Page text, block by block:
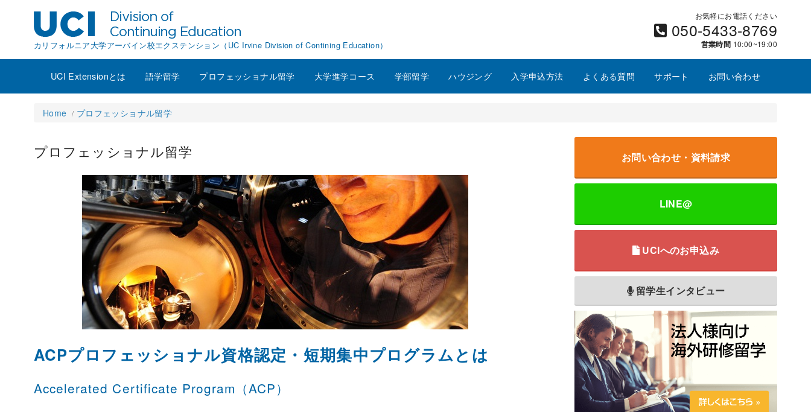
カリフォルニア大学アーバイン校エクステンション（UC Irvine Division of Contining Education）
お気軽にお電話ください
050-5433-8769
営業時間 10:00~19:00
UCI Extensionとは 語学留学 プロフェッショナル留学 大学進学コース 学部留学 ハウジング 入学申込方法 よくある質問 サポート お問い合わせ
Home プロフェッショナル留学
プロフェッショナル留学
ACPプロフェッショナル資格認定・短期集中プログラムとは
Accelerated Certificate Program（ACP）
お問い合わせ・資料請求
LINE@
UCIへのお申込み
留学生インタビュー